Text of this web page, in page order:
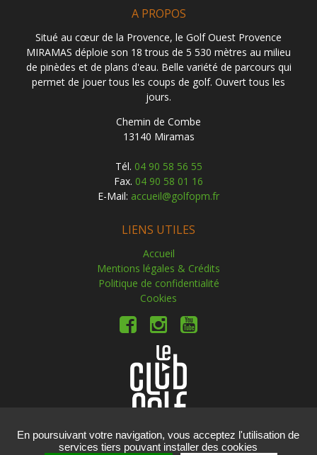
A PROPOS
Situé au cœur de la Provence, le Golf Ouest Provence
MIRAMAS déploie son 18 trous de 5 530 mètres au milieu
de pinèdes et de plans d'eau. Belle variété de parcours qui
permet de jouer tous les coups de golf. Ouvert tous les
jours.
Chemin de Combe
13140 Miramas
Tél. 04 90 58 56 55
Fax. 04 90 58 01 16
E-Mail: accueil@golfopm.fr
LIENS UTILES
Accueil
Mentions légales & Crédits
Politique de confidentialité
Cookies
En poursuivant votre navigation, vous acceptez l'utilisation de
services tiers pouvant installer des cookies